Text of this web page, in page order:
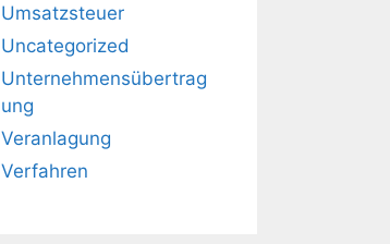
Umsatzsteuer
Uncategorized
Unternehmensübertrag
ung
Veranlagung
Verfahren